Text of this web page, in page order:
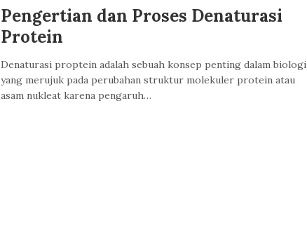
Pengertian dan Proses Denaturasi
Protein
Denaturasi proptein adalah sebuah konsep penting dalam biologi
yang merujuk pada perubahan struktur molekuler protein atau
asam nukleat karena pengaruh…